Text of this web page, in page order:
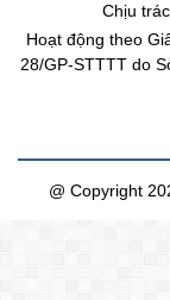
Chịu
Hoạt động theo
28/GP-STTTT do
@ Copyright